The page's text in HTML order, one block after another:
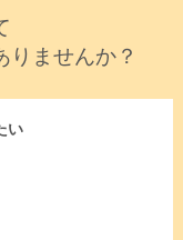
りませんか？
い